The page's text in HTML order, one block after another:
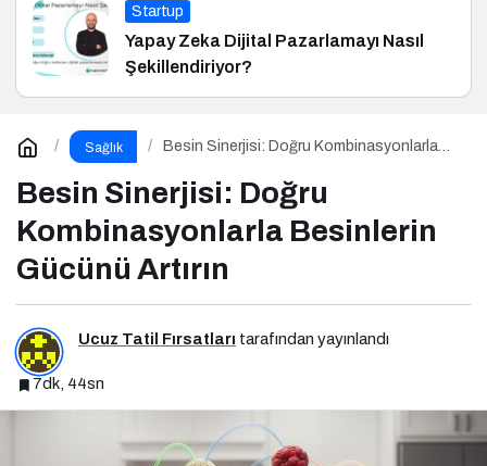
Startup
Yapay Zeka Dijital Pazarlamayı Nasıl
Şekillendiriyor?
Sağlık
Besin Sinerjisi: Doğru Kombinasyonlarla
Besin Sinerjisi: Doğru
Kombinasyonlarla Besinlerin
Gücünü Artırın
Ucuz Tatil Fırsatları tarafından yayınlandı
7dk, 44sn